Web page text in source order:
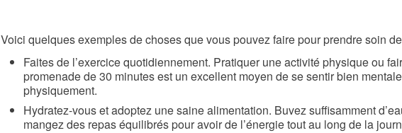
Voici quelques exemples de choses que vous pouvez faire pour prendre soin
Faites de l’exercice quotidiennement. Pratiquer une activité physique ou
promenade de 30 minutes est un excellent moyen de se sentir bien
physiquement.
Hydratez-vous et adoptez une saine alimentation. Buvez suffisamment
mangez des repas équilibrés pour avoir de l’énergie tout au long de la